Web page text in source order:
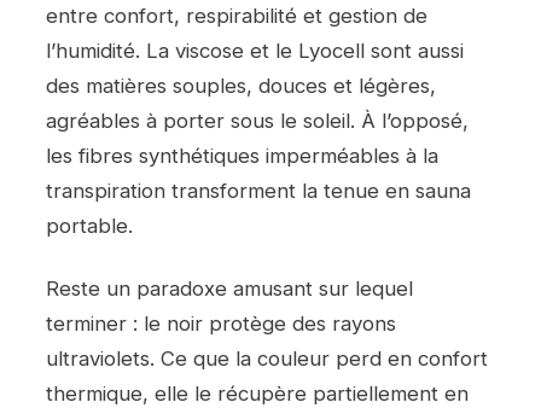
entre confort, respirabilité et gestion de
l’humidité. La viscose et le Lyocell sont aussi
des matières souples, douces et légères,
agréables à porter sous le soleil. À l’opposé,
les fibres synthétiques imperméables à la
transpiration transforment la tenue en sauna
portable.
Reste un paradoxe amusant sur lequel
terminer : le noir protège des rayons
ultraviolets. Ce que la couleur perd en confort
thermique, elle le récupère partiellement en